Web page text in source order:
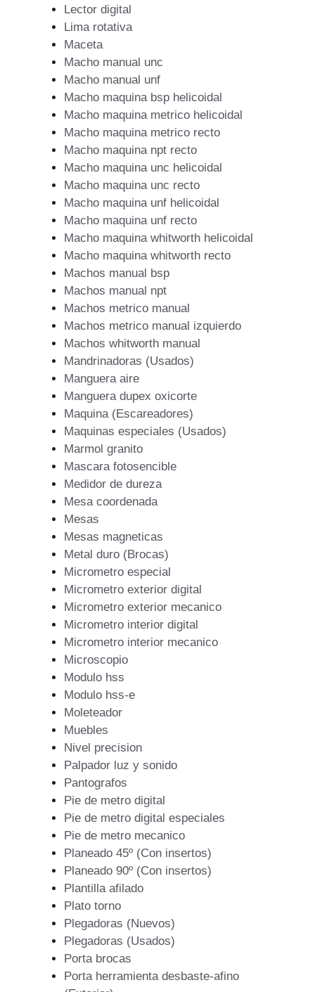
Lector digital
Lima rotativa
Maceta
Macho manual unc
Macho manual unf
Macho maquina bsp helicoidal
Macho maquina metrico helicoidal
Macho maquina metrico recto
Macho maquina npt recto
Macho maquina unc helicoidal
Macho maquina unc recto
Macho maquina unf helicoidal
Macho maquina unf recto
Macho maquina whitworth helicoidal
Macho maquina whitworth recto
Machos manual bsp
Machos manual npt
Machos metrico manual
Machos metrico manual izquierdo
Machos whitworth manual
Mandrinadoras (Usados)
Manguera aire
Manguera dupex oxicorte
Maquina (Escareadores)
Maquinas especiales (Usados)
Marmol granito
Mascara fotosencible
Medidor de dureza
Mesa coordenada
Mesas
Mesas magneticas
Metal duro (Brocas)
Micrometro especial
Micrometro exterior digital
Micrometro exterior mecanico
Micrometro interior digital
Micrometro interior mecanico
Microscopio
Modulo hss
Modulo hss-e
Moleteador
Muebles
Nivel precision
Palpador luz y sonido
Pantografos
Pie de metro digital
Pie de metro digital especiales
Pie de metro mecanico
Planeado 45º (Con insertos)
Planeado 90º (Con insertos)
Plantilla afilado
Plato torno
Plegadoras (Nuevos)
Plegadoras (Usados)
Porta brocas
Porta herramienta desbaste-afino